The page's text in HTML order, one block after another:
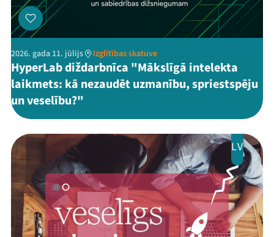
2026. gada 11. jūlijs Izglītības skatuve
HyperLab diždarbnīca "Mākslīgā intelekta
laikmets: kā nezaudēt uzmanību, spriestspēju
un veselību?"
LV